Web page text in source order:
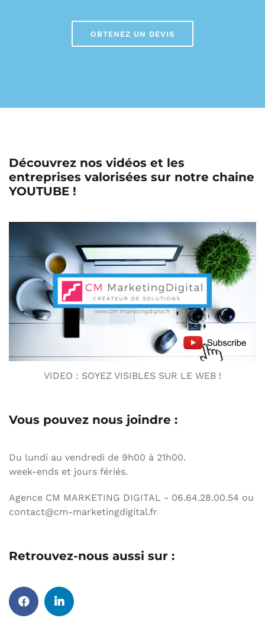
OBTENEZ UN DEVIS
Découvrez nos vidéos et les
entreprises valorisées sur notre chaine
YOUTUBE !
VIDEO : SOYEZ VISIBLES SUR LE WEB !
Vous pouvez nous joindre :
Du lundi au vendredi de 9h00 à 21h00.
week-ends et jours fériés.
Agence CM MARKETING DIGITAL - 06.64.28.00.54 ou
contact@cm-marketingdigital.fr
Retrouvez-nous aussi sur :